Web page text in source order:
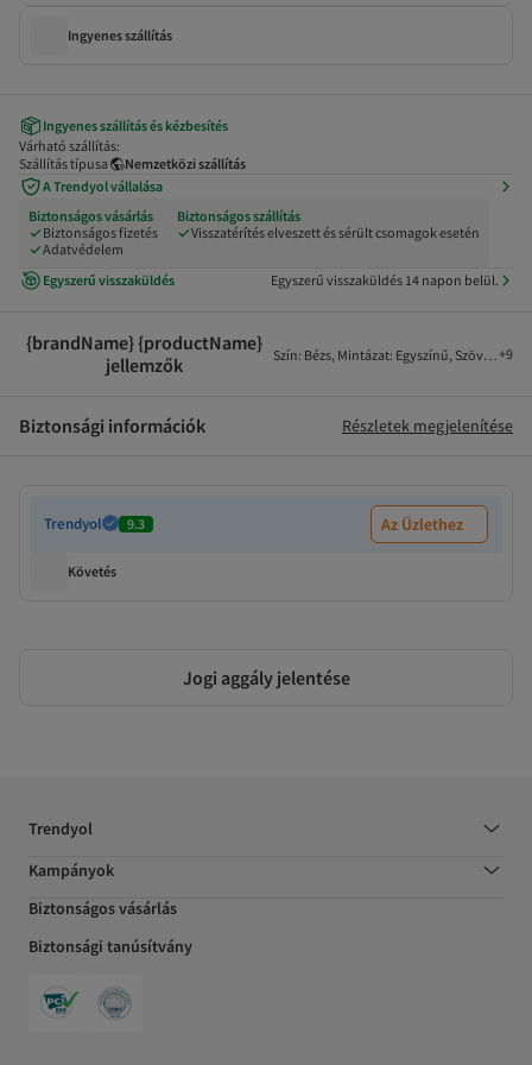
Ingyenes szállítás
Ingyenes szállítás és kézbesítés
Várható szállítás:
Szállítás típusa
Nemzetközi szállítás
A Trendyol vállalása
Biztonságos vásárlás
Biztonságos fizetés
Adatvédelem
Biztonságos szállítás
Visszatérítés elveszett és sérült csomagok esetén
Egyszerű visszaküldés Egyszerű visszaküldés 14 napon belül.
{brandName} {productName}
jellemzők
Szín: Bézs, Mintázat: Egyszínű, Szövet+9
Biztonsági információk Részletek megjelenítése
Trendyol 9.3 Az Üzlethez
Követés
Jogi aggály jelentése
Trendyol
Kampányok
Biztonságos vásárlás
Biztonsági tanúsítvány